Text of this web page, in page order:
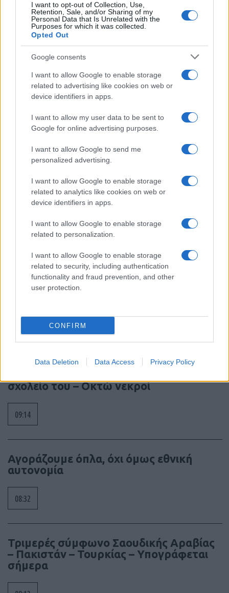
I want to opt-out of Collection, Use,
Retention, Sale, and/or Sharing of my
Personal Data that Is Unrelated with the
Purposes for which it was collected.
Opted Out
Google consents
I want to allow Google to enable storage
related to advertising like cookies on web or
device identifiers in apps.
I want to allow my user data to be sent to
Google for online advertising purposes.
I want to allow Google to send me
personalized advertising.
I want to allow Google to enable storage
related to analytics like cookies on web or
device identifiers in apps.
I want to allow Google to enable storage
related to personalization.
I want to allow Google to enable storage
related to security, including authentication
functionality and fraud prevention, and other
user protection.
CONFIRM
Data Deletion Data Access Privacy Policy
Ροή Ειδήσεων
Στη Δικαιοσύνη σήμερα η 46χρονη που
κατηγορείται για συμμετοχή στον
σχολείο του – Οκτώ νεκροί
09:14
Αγοράζουμε όπλα, όχι όμως εθνική
αυτονομία
08:32
Τριμερές σύμφωνο Σαουδικής Αραβίας
– Πακιστάν – Τουρκίας – Υπογράφεται
σήμερα
Please login to comment